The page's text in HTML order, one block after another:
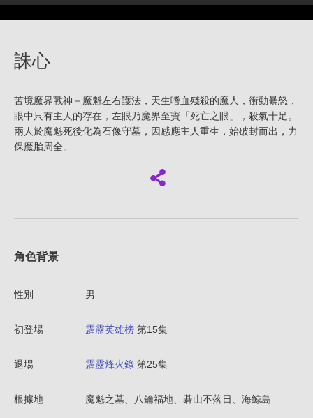
誅心
苦境魔界戰神－魔魁左右護法，天生嗜血殘殺的魔人，衝動暴怒，
眼中只有主人的存在，左眼乃魔界至寶「死亡之眼」，殺氣十足。
兩人於魔魁死後化為石像守墓，因感應主人重生，始破封而出，力
保魔胎周全。
角色背景
性別 男
初登場 霹靂英雄榜 第15集
退場 霹靂烽火錄 第25集
根據地 魔魁之墓、八鑰福地、碁山不落日、海鯨島